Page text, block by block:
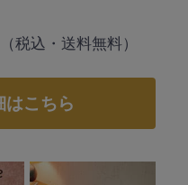
（税込・送料無料）
はこちら